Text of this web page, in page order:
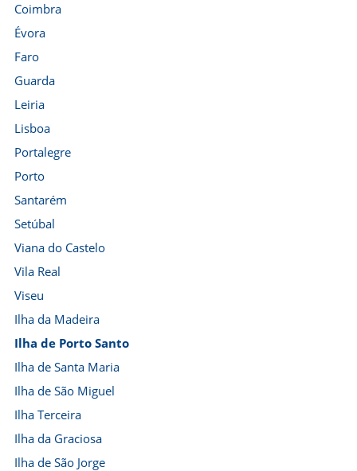
Coimbra
Évora
Faro
Guarda
Leiria
Lisboa
Portalegre
Porto
Santarém
Setúbal
Viana do Castelo
Vila Real
Viseu
Ilha da Madeira
Ilha de Porto Santo
Ilha de Santa Maria
Ilha de São Miguel
Ilha Terceira
Ilha da Graciosa
Ilha de São Jorge